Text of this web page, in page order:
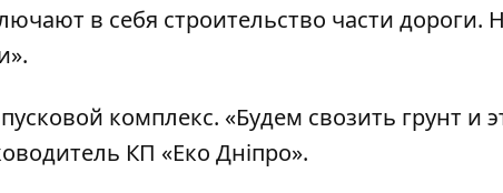
в себя строительство части дороги.
комплекс. «Будем свозить грунт и
КП «Еко Дніпро».